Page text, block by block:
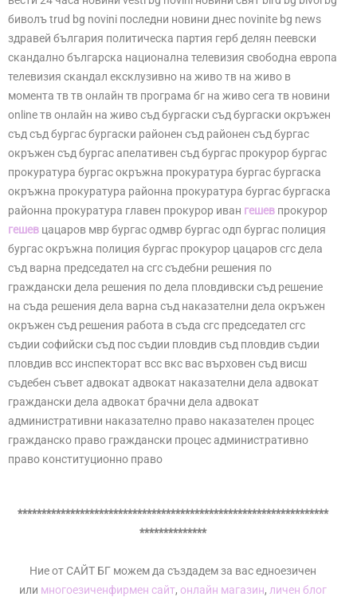
биволъ trud bg novini последни новини днес novinite bg news
здравей българия политическа партия герб делян пеевски
скандално българска национална телевизия свободна европа
телевизия скандал ексклузивно на живо тв на живо в
момента тв тв онлайн тв програма бг на живо сега тв новини
online тв онлайн на живо съд бургаски съд бургаски окръжен
съд съд бургас бургаски районен съд районен съд бургас
окръжен съд бургас апелативен съд бургас прокурор бургас
прокуратура бургас окръжна прокуратура бургас бургаска
окръжна прокуратура районна прокуратура бургас бургаска
районна прокуратура главен прокурор иван гешев прокурор
гешев цацаров мвр бургас одмвр бургас одп бургас полиция
бургас окръжна полиция бургас прокурор цацаров сгс дела
съд варна председател на сгс съдебни решения по
граждански дела решения по дела пловдивски съд решение
на съда решения дела варна съд наказателни дела окръжен
окръжен съд решения работа в съда сгс председател сгс
съдии софийски съд пос съдии пловдив съд пловдив съдии
пловдив всс инспекторат всс вкс вас върховен съд висш
съдебен съвет адвокат адвокат наказателни дела адвокат
граждански дела адвокат брачни дела адвокат
административни наказателно право наказателен процес
гражданско право граждански процес административно
право конституционно право
*****************************************************************
**************
Ние от САЙТ БГ можем да създадем за вас едноезичен
или многоезиченфирмен сайт, онлайн магазин, личен блог